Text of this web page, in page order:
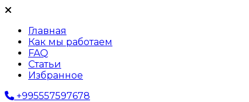
Главная
Как мы работаем
FAQ
Статьи
Избранное
+995557597678